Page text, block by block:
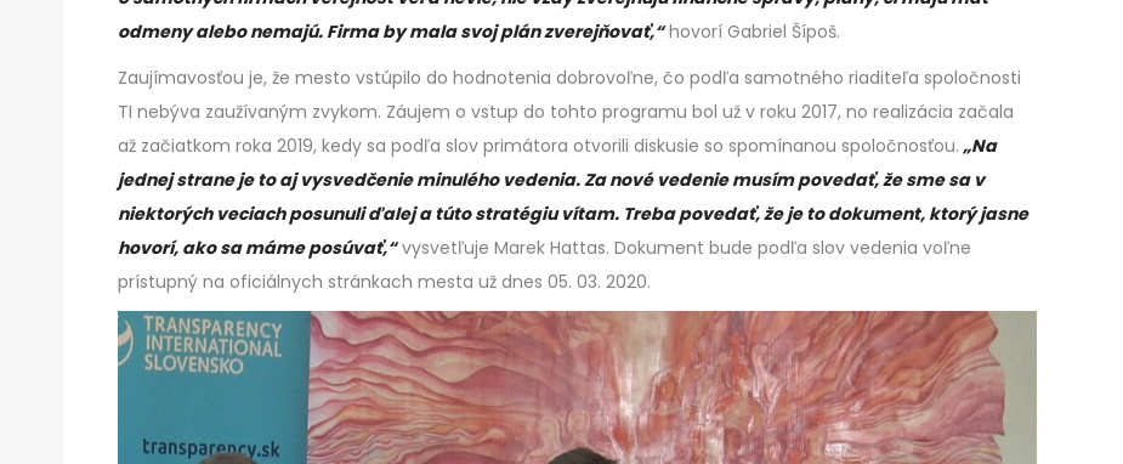
odmeny alebo nemajú. Firma by mala svoj plán zverejňovať,“hovorí Gabriel Šípoš.
Zaujímavosťou je, že mesto vstúpilo do hodnotenia dobrovoľne, čo podľa samotného riaditeľa spoločnosti
TI nebýva zaužívaným zvykom. Záujem o vstup do tohto programu bol už v roku 2017, no realizácia začala
až začiatkom roka 2019, kedy sa podľa slov primátora otvorili diskusie so spomínanou spoločnosťou. „Na
jednej strane je to aj vysvedčenie minulého vedenia. Za nové vedenie musím povedať, že sme sa v
niektorých veciach posunuli ďalej a túto stratégiu vítam. Treba povedať, že je to dokument, ktorý jasne
hovorí, ako sa máme posúvať,“vysvetľuje Marek Hattas. Dokument bude podľa slov vedenia voľne
prístupný na oficiálnych stránkach mesta už dnes 05. 03. 2020.